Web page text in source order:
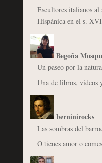
Escultores italianos
Hispánica en el s.
Begoña
Un paseo por la
Una de libros, vídeos
berninirocks
Las sombras del
O tienes amor o